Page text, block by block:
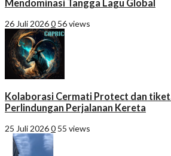
Mendominasi Tangga Lagu Global
26 Juli 20260 56 views
Kolaborasi Cermati Protect dan
Perlindungan Perjalanan Kereta
25 Juli 20260 55 views